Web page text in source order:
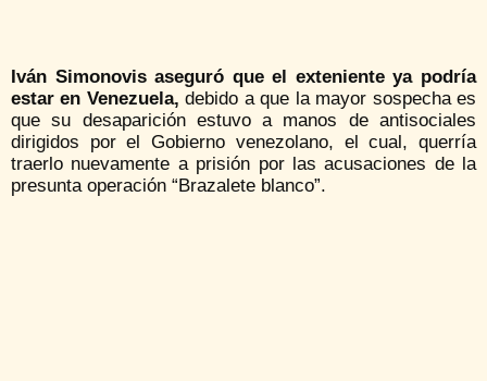
Iván Simonovis aseguró que el exteniente ya podría
estar en Venezuela, debido a que la mayor sospecha es
que su desaparición estuvo a manos de antisociales
dirigidos por el Gobierno venezolano, el cual, querría
traerlo nuevamente a prisión por las acusaciones de la
presunta operación “Brazalete blanco”.